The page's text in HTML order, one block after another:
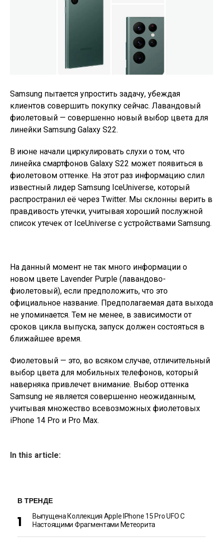
Samsung пытается упростить задачу, убеждая
клиентов совершить покупку сейчас. Лавандовый
фиолетовый — совершенно новый выбор цвета для
линейки Samsung Galaxy S22.
В июне начали циркулировать слухи о том, что
линейка смартфонов Galaxy S22 может появиться в
фиолетовом оттенке. На этот раз информацию слил
известный лидер Samsung IceUniverse, который
распространил её через Twitter. Мы склонны верить в
правдивость утечки, учитывая хороший послужной
список утечек от IceUniverse с устройствами Samsung.
На данный момент не так много информации о
новом цвете Lavender Purple (лавандово-
фиолетовый), если предположить, что это
официальное название. Предполагаемая дата выхода
не упоминается. Тем не менее, в зависимости от
сроков цикла выпуска, запуск должен состояться в
ближайшее время.
Фиолетовый — это, во всяком случае, отличительный
выбор цвета для мобильных телефонов, который
наверняка привлечет внимание. Выбор оттенка
Samsung не является совершенно неожиданным,
учитывая множество всевозможных фиолетовых
iPhone 14 Pro и Pro Max.
In this article:
В ТРЕНДЕ
Выпущена Коллекция Apple IPhone 15 Pro UFO С
Настоящими Фрагментами Метеорита